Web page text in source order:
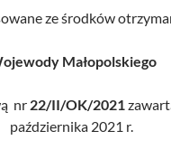
ze środków
Małopolskiego
nr 22/II/OK/2021
października 2021 r.